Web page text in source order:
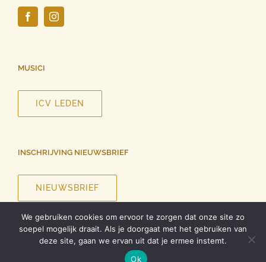
MUSICI
ICV LEDEN
INSCHRIJVING NIEUWSBRIEF
NIEUWSBRIEF
2026 InCanto Vocale | Alle rechten voorbehouden |
We gebruiken cookies om ervoor te zorgen dat onze site zo
soepel mogelijk draait. Als je doorgaat met het gebruiken van
deze site, gaan we ervan uit dat je ermee instemt.
Ok